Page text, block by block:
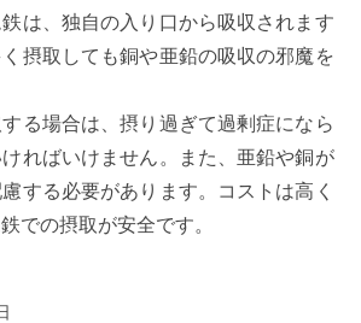
は、独自の入り口から吸収されます
摂取しても銅や亜鉛の吸収の邪魔を
る場合は、摂り過ぎて過剰症になら
ればいけません。また、亜鉛や銅が
する必要があります。コストは高く
での摂取が安全です。